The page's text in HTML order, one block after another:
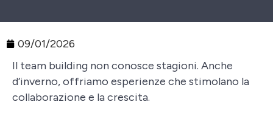
09/01/2026
Il team building non conosce stagioni. Anche
d’inverno, offriamo esperienze che stimolano la
collaborazione e la crescita.